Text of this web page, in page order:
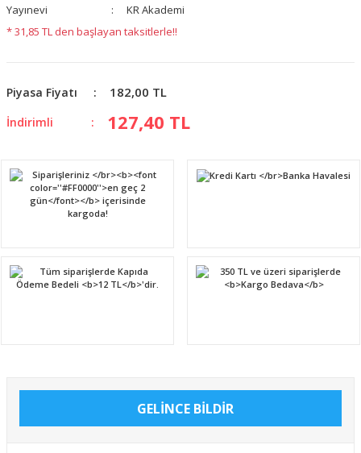
Yayınevi
KR Akademi
* 31,85 TL den başlayan taksitlerle!!
Piyasa Fiyatı 182,00 TL
İndirimli 127,40 TL
GELİNCE BİLDİR